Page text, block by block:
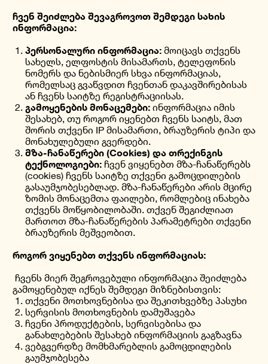
ჩვენ შეიძლება შევაგროვოთ შემდეგი სახის
ინფორმაცია:
პერსონალური ინფორმაცია: მოიცავს თქვენს
სახელს, ელფოსტის მისამართს, ტელეფონის
ნომერს და ნებისმიერ სხვა ინფორმაციას,
რომელსაც გვაწვდით ჩვენთან დაკავშირებისას
ან ჩვენს საიტზე რეგისტრაციისას.
გამოყენების მონაცემები: ინფორმაცია იმის
შესახებ, თუ როგორ იყენებთ ჩვენს საიტს, მათ
შორის თქვენი IP მისამართი, ბრაუზერის ტიპი და
მონახულებული გვერდები.
მზა-ჩანაწერები (Cookies) და თრექინგის
ტექნოლოგიები: ჩვენ ვიყენებთ მზა-ჩანაწერებს
(cookies) ჩვენს საიტზე თქვენი გამოცდილების
გასაუმჯობესებლად. მზა-ჩანაწერები არის მცირე
ზომის მონაცემთა ფაილები, რომლებიც ინახება
თქვენს მოწყობილობაში. თქვენ შეგიძლიათ
მართოთ მზა-ჩანაწერების პარამეტრები თქვენი
ბრაუზერის მეშვეობით.
როგორ ვიყენებთ თქვენს ინფორმაციას:
ჩვენს მიერ შეგროვებული ინფორმაცია შეიძლება
გამოყენებულ იქნეს შემდეგი მიზნებისთვის:
თქვენი მოთხოვნებისა და შეკითხვებზე პასუხი
სერვისის მოთხოვნების დამუშავება
ჩვენი პროდუქტების, სერვისებისა და
განახლებების შესახებ ინფორმაციის გაგზავნა
ვებგვერდზე მომხმარებლის გამოცდილების
გაუმჯობესება